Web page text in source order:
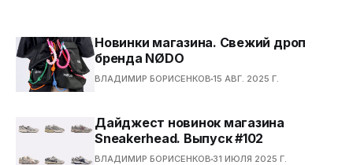
Новинки магазина. Свежий дроп
бренда NØDO
ВЛАДИМИР БОРИСЕНКОВ 15 АВГ. 2025 Г.
Дайджест новинок магазина
Sneakerhead. Выпуск #102
ВЛАДИМИР БОРИСЕНКОВ 31 ИЮЛЯ 2025 Г.